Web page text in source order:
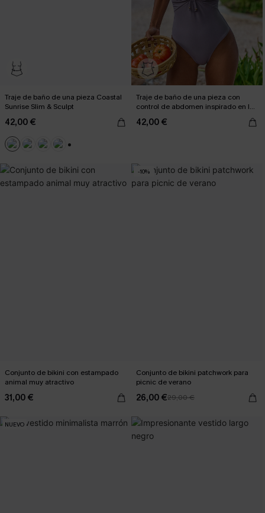
Traje de baño de una pieza Coastal
Sunrise Slim & Sculpt
42,00 €
Traje de baño de una pieza con
control de abdomen inspirado en la
42,00 €
Conjunto de bikini con estampado
animal muy atractivo
31,00 €
-10%
Conjunto de bikini patchwork para
picnic de verano
26,00 €29,00 €
NUEVO